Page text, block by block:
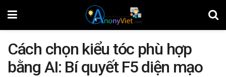
Cách chọn kiểu tóc phù hợp
bằng AI: Bí quyết F5 diện mạo